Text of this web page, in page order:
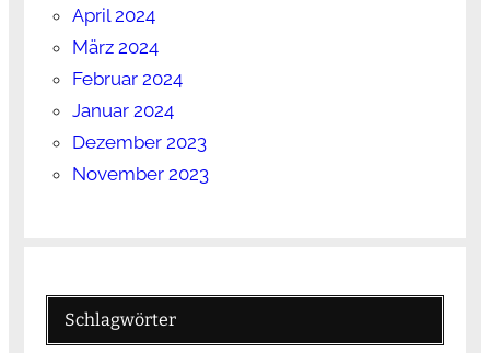
April 2024
März 2024
Februar 2024
Januar 2024
Dezember 2023
November 2023
Schlagwörter